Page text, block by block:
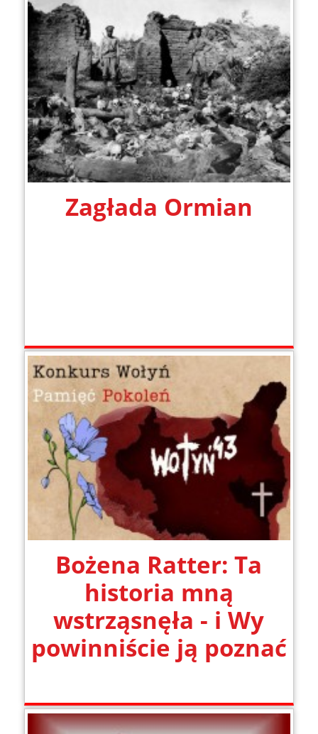
Zagłada Ormian
Bożena Ratter: Ta
historia mną
wstrząsnęła - i Wy
powinniście ją poznać